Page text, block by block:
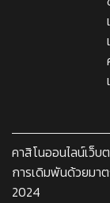
คาสิโนออนไลน์เว็
การเดิมพันด้วยมา
2024